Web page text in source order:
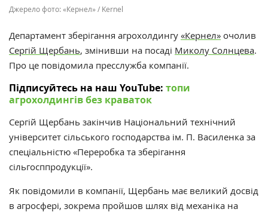
Джерело фото: «Кернел» / Kernel
Департамент зберігання агрохолдингу «Кернел» очолив
Сергій Щербань, змінивши на посаді Миколу Солнцева.
Про це повідомила пресслужба компанії.
Підписуйтесь на наш YouTube: топи
агрохолдингів без краваток
Сергій Щербань закінчив Національний технічний
університет сільського господарства ім. П. Василенка за
спеціальністю «Переробка та зберігання
сільгосппродукції».
Як повідомили в компанії, Щербань має великий досвід
в агросфері, зокрема пройшов шлях від механіка на